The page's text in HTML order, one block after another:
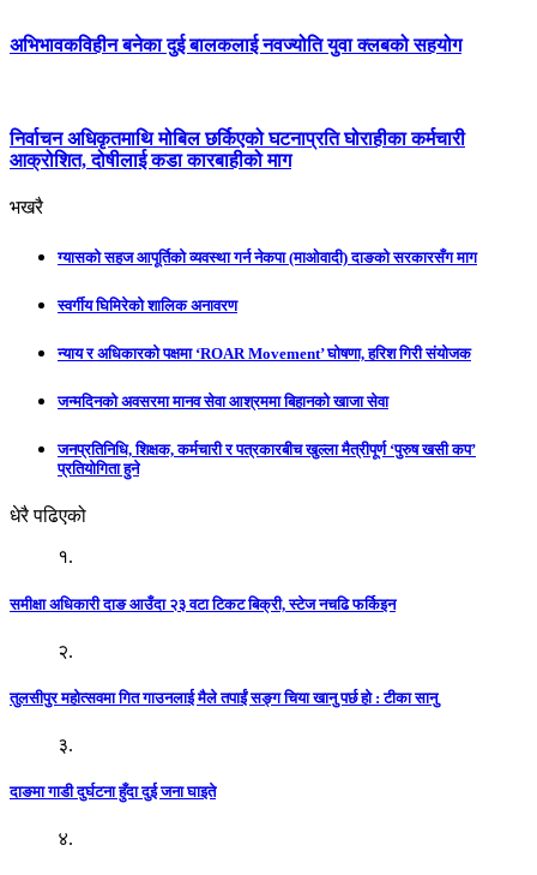
अभिभावकविहीन बनेका दुई बालकलाई नवज्योति युवा क्लबको सहयोग
निर्वाचन अधिकृतमाथि मोबिल छर्किएको घटनाप्रति घोराहीका कर्मचारी
आक्रोशित, दोषीलाई कडा कारबाहीको माग
भखरै
ग्यासको सहज आपूर्तिको व्यवस्था गर्न नेकपा (माओवादी) दाङको सरकारसँग माग
स्वर्गीय घिमिरेको शालिक अनावरण
न्याय र अधिकारको पक्षमा ‘ROAR Movement’ घोषणा, हरिश गिरी संयोजक
जन्मदिनको अवसरमा मानव सेवा आश्रममा बिहानको खाजा सेवा
जनप्रतिनिधि, शिक्षक, कर्मचारी र पत्रकारबीच खुल्ला मैत्रीपूर्ण ‘पुरुष खसी कप’
प्रतियोगिता हुने
धेरै पढिएको
१.
समीक्षा अधिकारी दाङ आउँदा २३ वटा टिकट बिक्री, स्टेज नचढि फर्किइन
२.
तुलसीपुर महोत्सवमा गित गाउनलाई मैले तपाईं सङ्ग चिया खानु पर्छ हो : टीका सानु
३.
दाङमा गाडी दुर्घटना हुँदा दुई जना घाइते
४.